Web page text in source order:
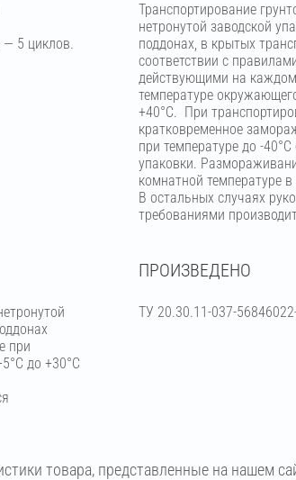
— 5 циклов.
Транспортирование
нетронутой заводской
поддонах, в крытых
соответствии с
действующими на
температуре
+40°С. При
кратковременное
при температуре до -
упаковки.
комнатной температуре
В остальных случаях
требованиями
при
до +30°С
ПРОИЗВЕДЕНО
ТУ 20.30.11-037-
товара, представленные на нашем